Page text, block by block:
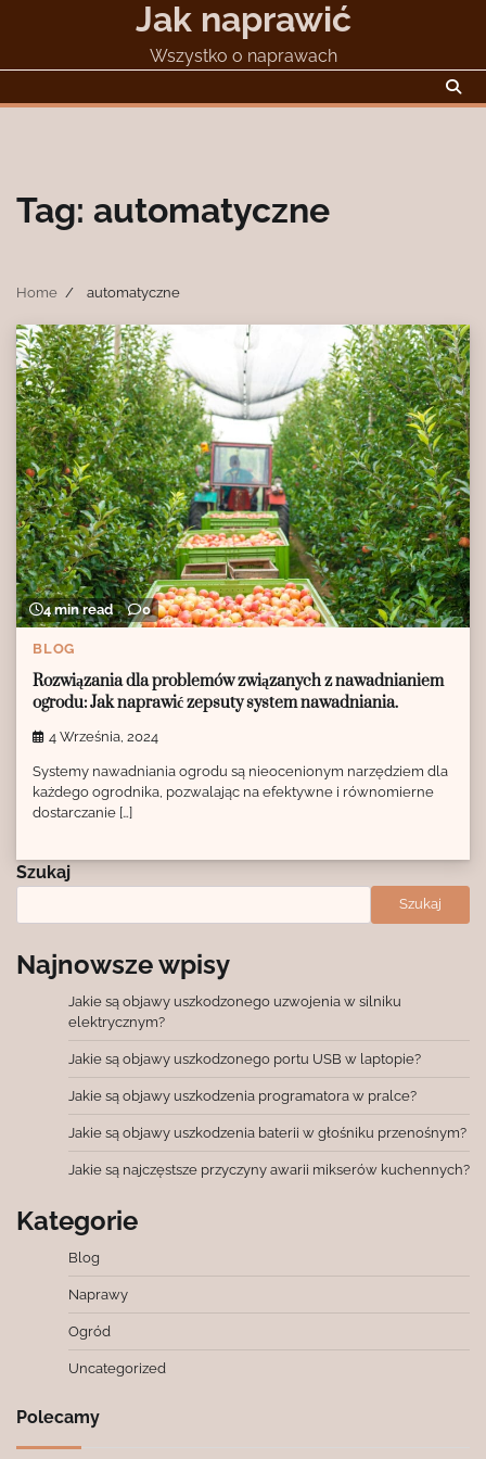
Jak naprawić
Wszystko o naprawach
Tag: automatyczne
Home automatyczne
4 min read 0
BLOG
Rozwiązania dla problemów związanych z nawadnianiem
ogrodu: Jak naprawić zepsuty system nawadniania.
4 Września, 2024
Systemy nawadniania ogrodu są nieocenionym narzędziem dla
każdego ogrodnika, pozwalając na efektywne i równomierne
dostarczanie […]
Szukaj
Szukaj
Najnowsze wpisy
Jakie są objawy uszkodzonego uzwojenia w silniku
elektrycznym?
Jakie są objawy uszkodzonego portu USB w laptopie?
Jakie są objawy uszkodzenia programatora w pralce?
Jakie są objawy uszkodzenia baterii w głośniku przenośnym?
Jakie są najczęstsze przyczyny awarii mikserów kuchennych?
Kategorie
Blog
Naprawy
Ogród
Uncategorized
Polecamy